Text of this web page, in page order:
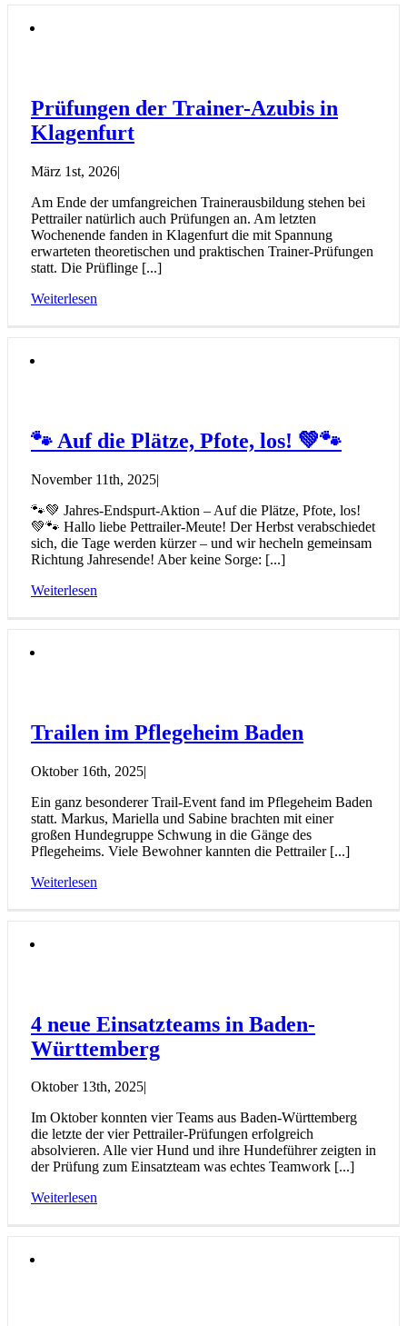
Prüfungen der Trainer-Azubis in
Klagenfurt
März 1st, 2026|
Am Ende der umfangreichen Trainerausbildung stehen bei
Pettrailer natürlich auch Prüfungen an. Am letzten
Wochenende fanden in Klagenfurt die mit Spannung
erwarteten theoretischen und praktischen Trainer-Prüfungen
statt. Die Prüflinge [...]
Weiterlesen
🐾 Auf die Plätze, Pfote, los! 💚🐾
November 11th, 2025|
🐾💚 Jahres-Endspurt-Aktion – Auf die Plätze, Pfote, los!
💚🐾 Hallo liebe Pettrailer-Meute! Der Herbst verabschiedet
sich, die Tage werden kürzer – und wir hecheln gemeinsam
Richtung Jahresende! Aber keine Sorge: [...]
Weiterlesen
Trailen im Pflegeheim Baden
Oktober 16th, 2025|
Ein ganz besonderer Trail-Event fand im Pflegeheim Baden
statt. Markus, Mariella und Sabine brachten mit einer
großen Hundegruppe Schwung in die Gänge des
Pflegeheims. Viele Bewohner kannten die Pettrailer [...]
Weiterlesen
4 neue Einsatzteams in Baden-
Württemberg
Oktober 13th, 2025|
Im Oktober konnten vier Teams aus Baden-Württemberg
die letzte der vier Pettrailer-Prüfungen erfolgreich
absolvieren. Alle vier Hund und ihre Hundeführer zeigten in
der Prüfung zum Einsatzteam was echtes Teamwork [...]
Weiterlesen